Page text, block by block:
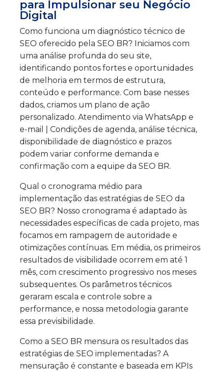
para Impulsionar seu Negócio
Digital
Como funciona um diagnóstico técnico de
SEO oferecido pela SEO BR? Iniciamos com
uma análise profunda do seu site,
identificando pontos fortes e oportunidades
de melhoria em termos de estrutura,
conteúdo e performance. Com base nesses
dados, criamos um plano de ação
personalizado. Atendimento via WhatsApp e
e-mail | Condições de agenda, análise técnica,
disponibilidade de diagnóstico e prazos
podem variar conforme demanda e
confirmação com a equipe da SEO BR.
Qual o cronograma médio para
implementação das estratégias de SEO da
SEO BR? Nosso cronograma é adaptado às
necessidades específicas de cada projeto, mas
focamos em rampagem de autoridade e
otimizações contínuas. Em média, os primeiros
resultados de visibilidade ocorrem em até 1
mês, com crescimento progressivo nos meses
subsequentes. Os parâmetros técnicos
geraram escala e controle sobre a
performance, e nossa metodologia garante
essa previsibilidade.
Como a SEO BR mensura os resultados das
estratégias de SEO implementadas? A
mensuração é constante e baseada em KPIs